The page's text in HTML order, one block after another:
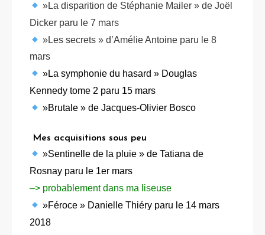
»La disparition de Stéphanie Mailer » de Joël
Dicker paru le 7 mars
»Lessecrets » d’Amélie Antoine paru le 8
mars
»La symphonie du hasard » Douglas
Kennedy tome 2 paru 15 mars
»Brutale » de Jacques-Olivier Bosco
Mes acquisitions sous peu
»Sentinelle de la pluie » de Tatiana de
Rosnay paru le 1er mars
–> probablement dans ma liseuse
»Féroce » Danielle Thiéry paru le 14 mars
2018